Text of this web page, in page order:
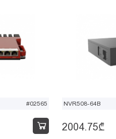
#02565 NVR508-64B
2004.75₾